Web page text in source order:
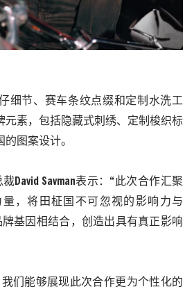
细节、赛车条纹点缀和定制水洗工
元素，包括隐藏式刺绣、定制梭织标
图案设计。
裁 David Savman表示：“此次合作汇聚
量，将田柾国不可忽视的影响力与
基因相结合，创造出具有真正影响
们能够展现此次合作更为个性化的